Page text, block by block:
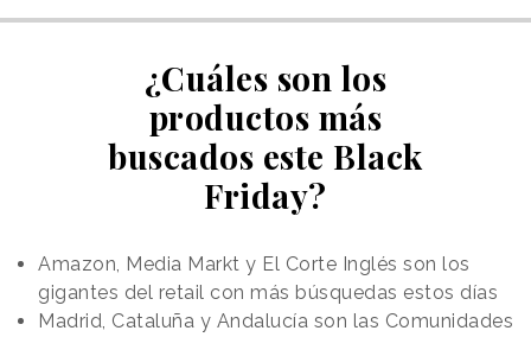
¿Cuáles son los
productos más
buscados este Black
Friday?
Amazon, Media Markt y El Corte Inglés son los
gigantes del retail con más búsquedas estos días
Madrid, Cataluña y Andalucía son las Comunidades